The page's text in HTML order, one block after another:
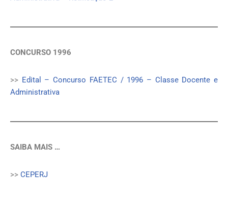
CONCURSO 1996
>> Edital – Concurso FAETEC / 1996 – Classe Docente e
Administrativa
SAIBA MAIS …
>> CEPERJ